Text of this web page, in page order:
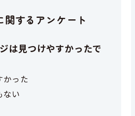
関するアンケート